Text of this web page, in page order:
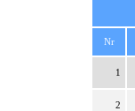
Nr
1
2